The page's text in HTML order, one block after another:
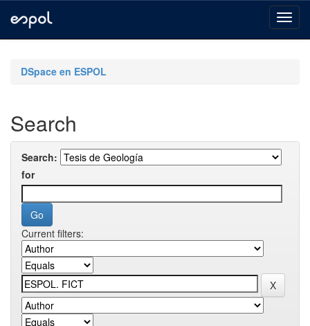
navigationDSpace en ESPOL
Search
Search:
for
Current filters: